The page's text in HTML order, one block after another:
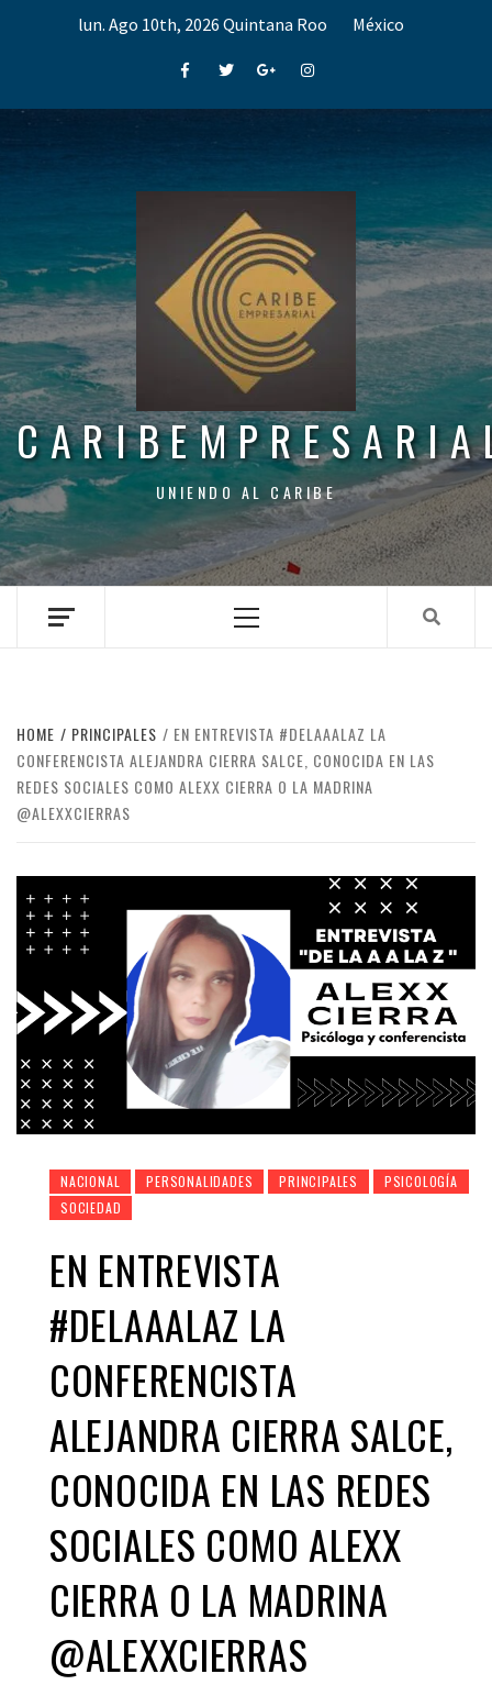
lun. Ago 10th, 2026 Quintana Roo México
FacebookTwitterGoogle+Instagram
UNIENDO AL CARIBE
Menu
HOME PRINCIPALES
EN ENTREVISTA #DELAAALAZ LA
CONFERENCISTA ALEJANDRA CIERRA SALCE, CONOCIDA EN LAS
REDES SOCIALES COMO ALEXX CIERRA O LA MADRINA
@ALEXXCIERRAS
NACIONAL PERSONALIDADES PRINCIPALES
PSICOLOGÍA
SOCIEDAD
EN ENTREVISTA
#DELAAALAZ LA
CONFERENCISTA
ALEJANDRA CIERRA SALCE,
CONOCIDA EN LAS REDES
SOCIALES COMO ALEXX
CIERRA O LA MADRINA
@ALEXXCIERRAS